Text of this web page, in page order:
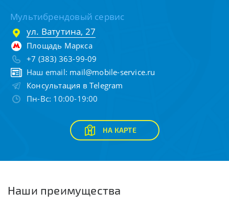
Мультибрендовый сервис
ул. Ватутина, 27
Площадь Маркса
+7 (383) 363-99-09
Наш email: mail@mobile-service.ru
Консультация в Telegram
Пн-Вс: 10:00-19:00
НА КАРТЕ
Наши преимущества